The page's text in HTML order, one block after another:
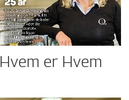
Hvem er Hvem